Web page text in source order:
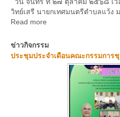
วิทย์เสรี นายกเทศมนตรีตำบลแว้ง ม
Read more
ข่าวกิจกรรม
ประชุมประจำเดือนคณะกรรมการ